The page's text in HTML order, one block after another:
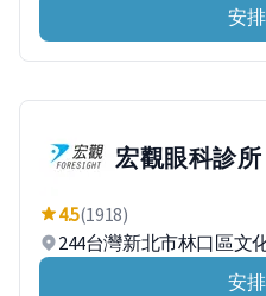
安
宏觀眼科診所
4.5(1918)
244台灣新北市林口區文
安